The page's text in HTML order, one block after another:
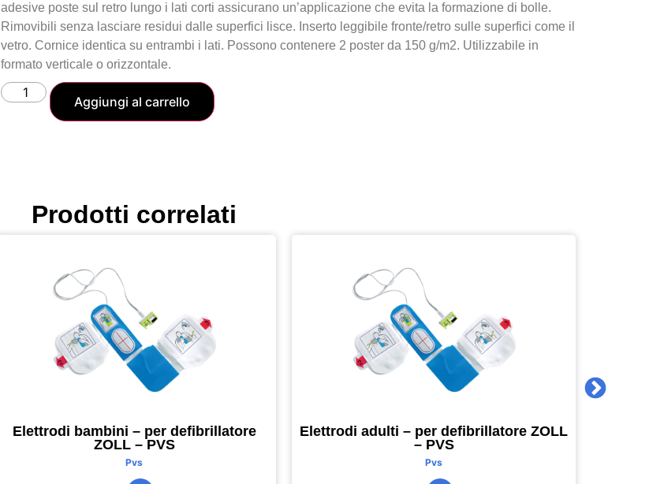
adesive poste sul retro lungo i lati corti assicurano un’applicazione che evita la formazione di bolle.
Rimovibili senza lasciare residui dalle superfici lisce. Inserto leggibile fronte/retro sulle superfici come il
vetro. Cornice identica su entrambi i lati. Possono contenere 2 poster da 150 g/m2. Utilizzabile in
formato verticale o orizzontale.
Aggiungi al carrello
Prodotti correlati
Elettrodi bambini – per defibrillatore
ZOLL – PVS
Pvs
Elettrodi adulti – per defibrillatore ZOLL
– PVS
Pvs